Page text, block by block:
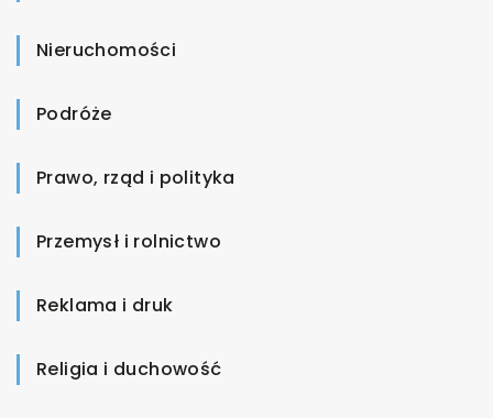
Nieruchomości
Podróże
Prawo, rząd i polityka
Przemysł i rolnictwo
Reklama i druk
Religia i duchowość